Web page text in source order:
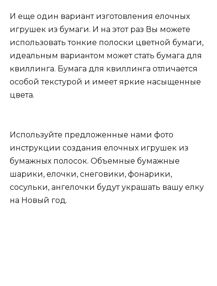
И еще один вариант изготовления елочных
игрушек из бумаги. И на этот раз Вы можете
использовать тонкие полоски цветной бумаги,
идеальным вариантом может стать бумага для
квиллинга. Бумага для квиллинга отличается
особой текстурой и имеет яркие насыщенные
цвета.
Используйте предложенные нами фото
инструкции создания елочных игрушек из
бумажных полосок. Объемные бумажные
шарики, елочки, снеговики, фонарики,
сосульки, ангелочки будут украшать вашу елку
на Новый год.